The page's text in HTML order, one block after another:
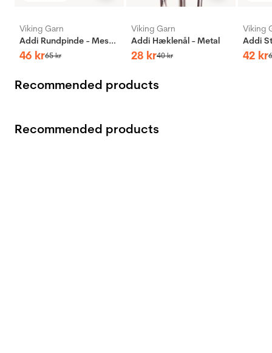
Viking Garn
Addi Rundpinde - Messing
46 kr65kr
Viking Garn
Addi Hæklenål - Metal
28 kr40kr
Viking
42 kr
Recommended products
Recommended products